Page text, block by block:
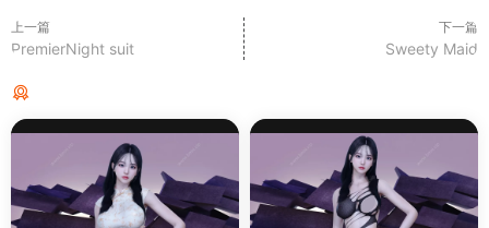
上一篇
PremierNight suit
下一篇
Sweety Maid